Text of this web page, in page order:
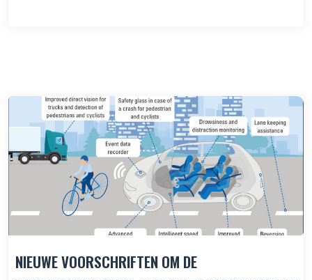
NIEUWE VOORSCHRIFTEN OM DE